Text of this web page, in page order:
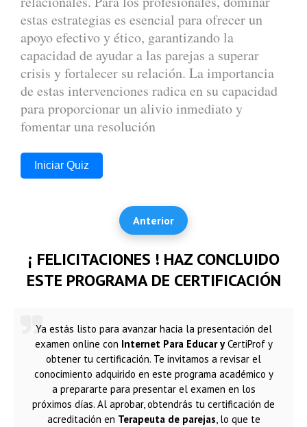
estas estrategias es esencial para ofrecer un
apoyo efectivo y ético, garantizando la
capacidad de ayudar a las parejas a superar
crisis y fortalecer su relación. La importancia
de estas intervenciones radica en su capacidad
para proporcionar un alivio inmediato y
fomentar una resolución
Iniciar Quiz
Anterior
¡ FELICITACIONES ! HAZ CONCLUIDO
ESTE PROGRAMA DE CERTIFICACIÓN
Ya estás listo para avanzar hacia la presentación del
examen online con Internet Para Educar yCertiProf y
obtener tu certificación. Te invitamos a revisar el
conocimiento adquirido en este programa académico y
a prepararte para presentar el examen en los
próximos días. Al aprobar, obtendrás tu certificación de
acreditación en Terapeuta de parejas, lo que te